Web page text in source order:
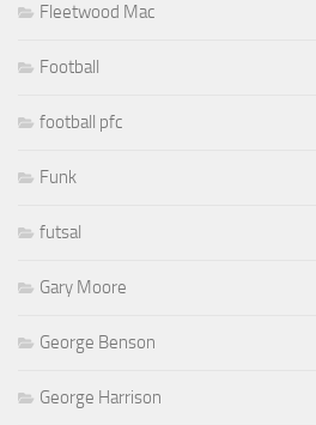
Fleetwood Mac
Football
football pfc
Funk
futsal
Gary Moore
George Benson
George Harrison